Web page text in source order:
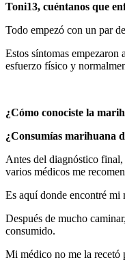
Toni13, cuéntanos que
Todo empezó con un par
Estos síntomas empezaron
esfuerzo físico y
¿Cómo conociste la
¿Consumías marihuana
Antes del diagnóstico final,
varios médicos me
Es aquí donde encontré
Después de mucho
consumido.
Mi médico no me la recetó